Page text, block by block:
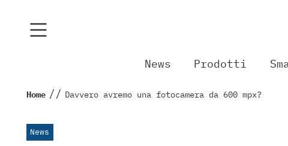
News Prodotti
Home // Davvero avremo una fotocamera da 600 mpx?
News